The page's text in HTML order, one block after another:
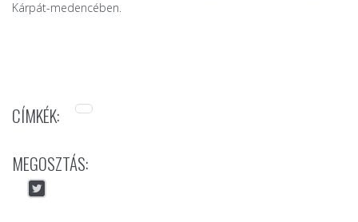
Kárpát-medencében.
CÍMKÉK:
MEGOSZTÁS: